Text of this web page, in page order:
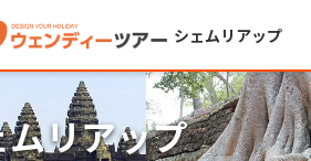
シェムリアップ
ムリアップ
戻る
戻る